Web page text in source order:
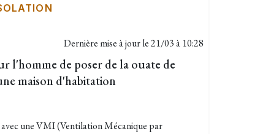
Dernière mise à jour le21/03 à 10:28
l'homme de poser de la ouate de
maison d'habitation
une VMI (Ventilation Mécanique par